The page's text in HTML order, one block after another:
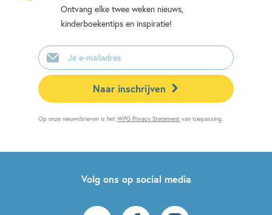
Ontvang elke twee weken nieuws,
kinderboekentips en inspiratie!
E-
mailadres
Naar inschrijven
Op onze nieuwsbrieven is hetWPG Privacy Statement van toepassing.
Volg ons op social media